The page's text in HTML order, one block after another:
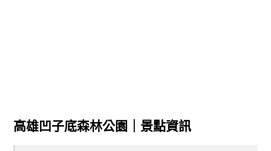
高雄凹子底森林公園｜景點資訊